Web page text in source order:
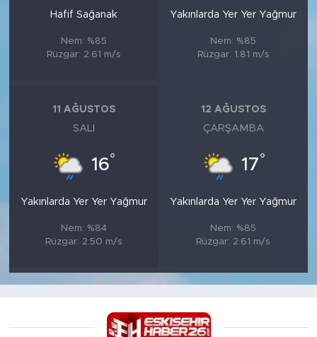
Hafif Sağanak
Nem: %85
Rüzgar: 2.61 m/s
Yakınlarda Yer Yer Yağmur
Nem: %85
Rüzgar: 1.81 m/s
11 AĞUSTOS
SALI
16°
Yakınlarda Yer Yer Yağmur
Nem: %84
Rüzgar: 2.50 m/s
12 AĞUSTOS
ÇARŞAMBA
17°
Yakınlarda Yer Yer Yağmur
Nem: %85
Rüzgar: 2.61 m/s